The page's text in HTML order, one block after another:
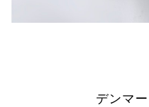
デンマ